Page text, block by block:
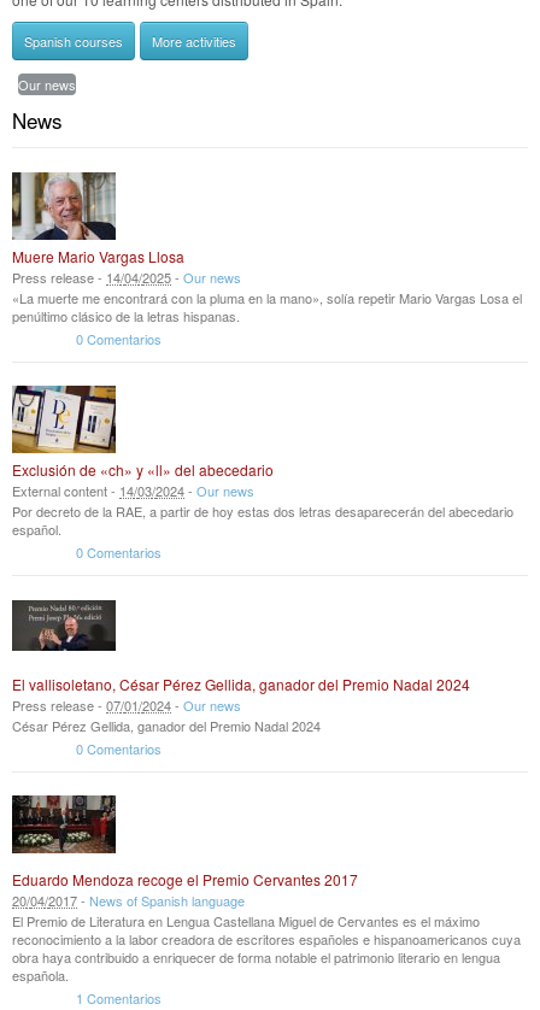
Spanish courses More activities
Our news
News
Muere Mario Vargas Llosa
Press release - 14/04/2025- Our news
«La muerte me encontrará con la pluma en la mano», solía repetir Mario Vargas Losa el
penúltimo clásico de la letras hispanas.
0 Comentarios
Exclusión de «ch» y «ll» del abecedario
External content - 14/03/2024- Our news
Por decreto de la RAE, a partir de hoy estas dos letras desaparecerán del abecedario
español.
0 Comentarios
El vallisoletano, César Pérez Gellida, ganador del Premio Nadal 2024
Press release - 07/01/2024- Our news
César Pérez Gellida, ganador del Premio Nadal 2024
0 Comentarios
Eduardo Mendoza recoge el Premio Cervantes 2017
20/04/2017- News of Spanish language
El Premio de Literatura en Lengua Castellana Miguel de Cervantes es el máximo
reconocimiento a la labor creadora de escritores españoles e hispanoamericanos cuya
obra haya contribuido a enriquecer de forma notable el patrimonio literario en lengua
española.
1 Comentarios